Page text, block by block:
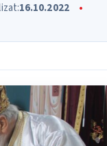
16.10.2022